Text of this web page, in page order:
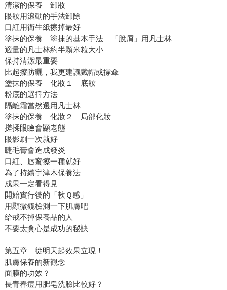
清潔的保養 卸妝
眼妝用滾動的手法卸除
口紅用衛生紙擦掉最好
塗抹的保養 塗抹的基本手法 「脫屑」用凡士林
適量的凡士林約半顆米粒大小
保持清潔最重要
比起擦防曬，我更建議戴帽或撐傘
塗抹的保養 化妝１ 底妝
粉底的選擇方法
隔離霜當然選用凡士林
塗抹的保養 化妝２ 局部化妝
搓揉眼瞼會顯老態
眼影刷一次就好
睫毛膏會造成發炎
口紅、唇蜜擦一種就好
為了持續宇津木保養法
成果一定看得見
開始實行後的「軟Ｑ感」
用顯微鏡檢測一下肌膚吧
給戒不掉保養品的人
不要太貪心是成功的秘訣
第五章 從明天起效果立現！
肌膚保養的新觀念
面膜的功效？
長青春痘用肥皂洗臉比較好？